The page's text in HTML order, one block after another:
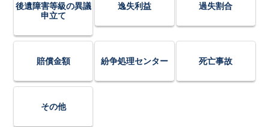
後遺障害等級の異議
申立て
逸失利益 過失割合
賠償金額 紛争処理センター 死亡事故
その他